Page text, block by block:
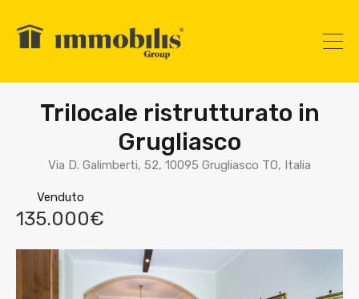
Trilocale ristrutturato in
Grugliasco
Via D. Galimberti, 52, 10095 Grugliasco TO, Italia
Venduto
135.000€